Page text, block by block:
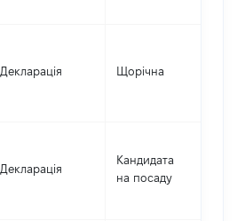
Декларація Щорічна
Декларація
Кандидата
на посаду